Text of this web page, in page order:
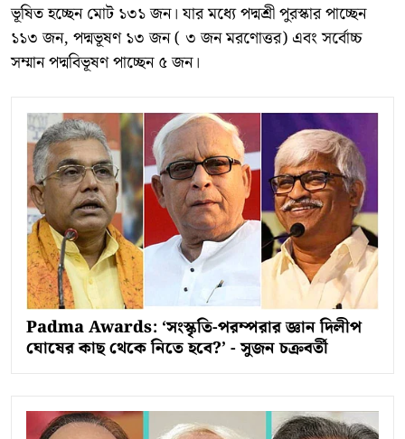
ভূষিত হচ্ছেন মোট ১৩১ জন। যার মধ্যে পদ্মশ্রী পুরস্কার পাচ্ছেন
১১৩ জন, পদ্মভূষণ ১৩ জন ( ৩ জন মরণোত্তর) এবং সর্বোচ্চ
সম্মান পদ্মবিভূষণ পাচ্ছেন ৫ জন।
Padma Awards: ‘সংস্কৃতি-পরম্পরার জ্ঞান দিলীপ
ঘোষের কাছ থেকে নিতে হবে?’ - সুজন চক্রবর্তী